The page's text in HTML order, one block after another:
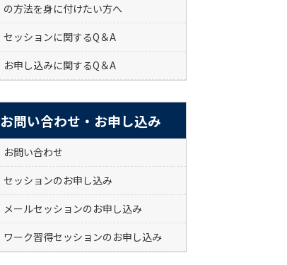
の方法を身に付けたい方へ
セッションに関するQ＆A
お申し込みに関するQ＆A
お問い合わせ・お申し込み
お問い合わせ
セッションのお申し込み
メールセッションのお申し込み
ワーク習得セッションのお申し込み